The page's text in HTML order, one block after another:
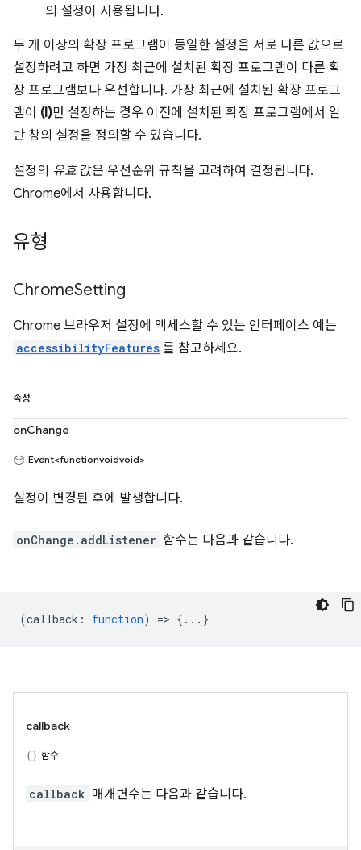
의 설정이 사용됩니다.
두 개 이상의 확장 프로그램이 동일한 설정을 서로 다른 값으로
설정하려고 하면 가장 최근에 설치된 확장 프로그램이 다른 확
장 프로그램보다 우선합니다. 가장 최근에 설치된 확장 프로그
램이 (I)만 설정하는 경우 이전에 설치된 확장 프로그램에서 일
반 창의 설정을 정의할 수 있습니다.
설정의 유효값은 우선순위 규칙을 고려하여 결정됩니다.
Chrome에서 사용합니다.
유형
ChromeSetting
Chrome 브라우저 설정에 액세스할 수 있는 인터페이스 예는
accessibilityFeatures 를 참고하세요.
속성
onChange
Event<functionvoidvoid>
설정이 변경된 후에 발생합니다.
onChange.addListener 함수는 다음과 같습니다.
(callback : function) => {...}
callback
함수
callback 매개변수는 다음과 같습니다.